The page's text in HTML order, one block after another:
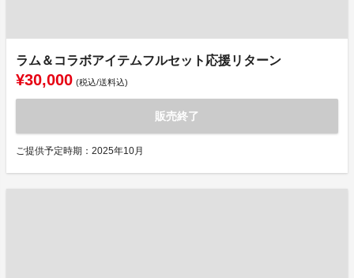
ラム＆コラボアイテムフルセット応援リターン
¥30,000 (税込/送料込)
販売終了
ご提供予定時期：2025年10月